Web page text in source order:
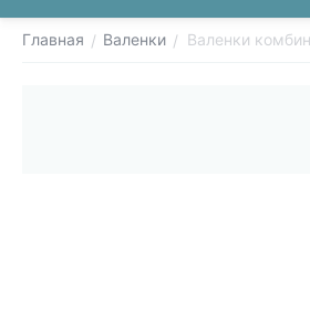
Главная / Валенки / Валенки